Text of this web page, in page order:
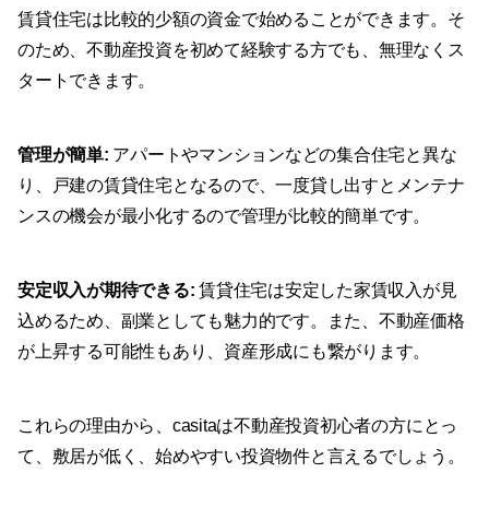
賃貸住宅は比較的少額の資金で始めることができます。そ
のため、不動産投資を初めて経験する方でも、無理なくス
タートできます。
管理が簡単: アパートやマンションなどの集合住宅と異な
り、戸建の賃貸住宅となるので、一度貸し出すとメンテナ
ンスの機会が最小化するので管理が比較的簡単です。
安定収入が期待できる: 賃貸住宅は安定した家賃収入が見
込めるため、副業としても魅力的です。また、不動産価格
が上昇する可能性もあり、資産形成にも繋がります。
これらの理由から、casitaは不動産投資初心者の方にとっ
て、敷居が低く、始めやすい投資物件と言えるでしょう。